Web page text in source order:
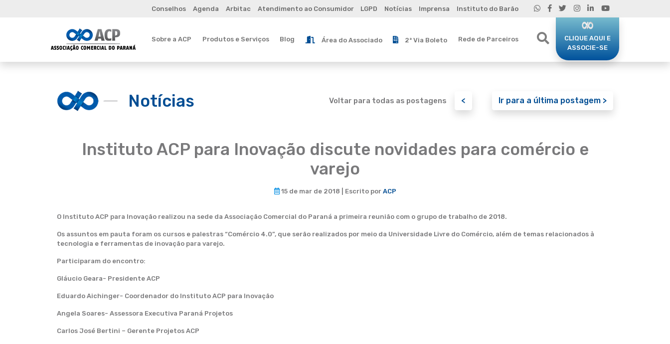
Conselhos Agenda Arbitac Atendimento ao Consumidor LGPD Notícias Imprensa Instituto do Barão
Sobre a ACP Produtos e Serviços Blog Área do Associado 2ª Via Boleto Rede de Parceiros
CLIQUE AQUI E
ASSOCIE-SE
Notícias Voltar para todas as postagens < Ir para a última postagem >
Instituto ACP para Inovação discute novidades para comércio e
varejo
15 de mar de 2018 | Escrito por ACP
O Instituto ACP para Inovação realizou na sede da Associação Comercial do Paraná a primeira reunião com o grupo de trabalho de 2018.
Os assuntos em pauta foram os cursos e palestras “Comércio 4.0”, que serão realizados por meio da Universidade Livre do Comércio, além de temas relacionados à
tecnologia e ferramentas de inovação para varejo.
Participaram do encontro:
Gláucio Geara- Presidente ACP
Eduardo Aichinger- Coordenador do Instituto ACP para Inovação
Angela Soares- Assessora Executiva Paraná Projetos
Carlos José Bertini – Gerente Projetos ACP